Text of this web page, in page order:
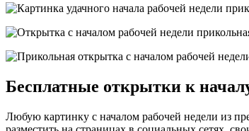
Бесплатные открытки к
Любую картинку с началом рабочей недели из